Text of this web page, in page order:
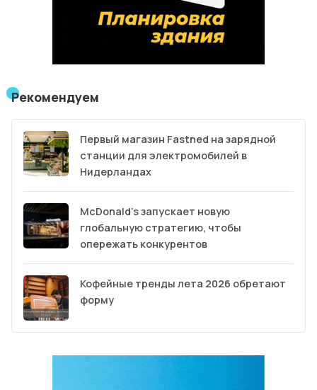
Рекомендуем
Первый магазин Fastned на зарядной
станции для электромобилей в
Нидерландах
McDonald’s запускает новую
глобальную стратегию, чтобы
опережать конкурентов
Кофейные тренды лета 2026 обретают
форму